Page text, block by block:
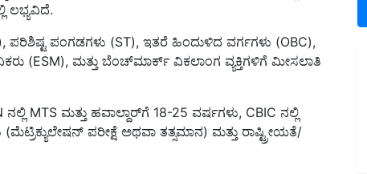
ಲಭ್ಯವಿದೆ.
ಪರಿಶಿಷ್ಟ ಪಂಗಡಗಳು (ST), ಇತರೆ ಹಿಂದುಳಿದ ವರ್ಗಗಳು (OBC),
(ESM), ಮತ್ತು ಬೆಂಚ್‌ಮಾರ್ಕ್ ವಿಕಲಾಂಗ ವ್ಯಕ್ತಿಗಳಿಗೆ ಮೀಸಲಾತಿ
MTS ಮತ್ತು ಹವಾಲ್ದಾರ್‌ಗೆ 18-25 ವರ್ಷಗಳು, CBIC ನಲ್ಲಿ
ಪರೀಕ್ಷೆ ಅಥವಾ ತತ್ಸಮಾನ) ಮತ್ತು ರಾಷ್ಟ್ರೀಯತೆ/